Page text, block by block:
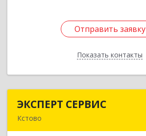
Отправить заявку
Показать контакты
Отправить заявку
Назад
ЭКСПЕРТ СЕРВИС
Кстово